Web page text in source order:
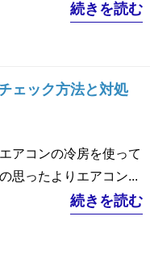
続きを読む
ェック方法と対処
アコンの冷房を使って
思ったよりエアコン...
続きを読む